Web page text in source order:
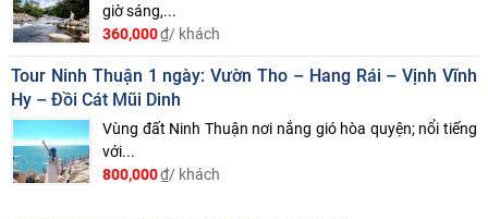
giờ sáng,...
360,000₫/ khách
Tour Ninh Thuận 1 ngày: Vườn Tho – Hang Rái – Vịnh Vĩnh
Hy – Đồi Cát Mũi Dinh
Vùng đất Ninh Thuận nơi nắng gió hòa quyện; nổi tiếng
với...
800,000₫/ khách